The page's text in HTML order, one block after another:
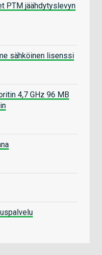
PTM jäähdytyslevyn
sähköinen lisenssi
4,7 GHz 96 MB